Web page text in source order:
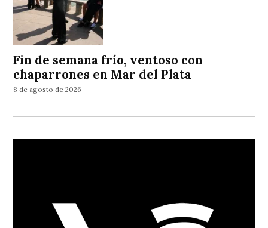
Fin de semana frío, ventoso con
chaparrones en Mar del Plata
8 de agosto de 2026